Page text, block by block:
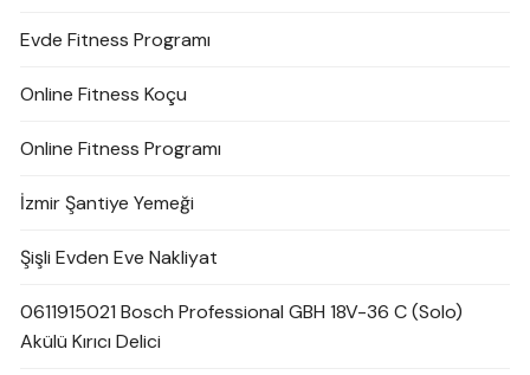
Evde Fitness Programı
Online Fitness Koçu
Online Fitness Programı
İzmir Şantiye Yemeği
Şişli Evden Eve Nakliyat
0611915021 Bosch Professional GBH 18V-36 C (Solo)
Akülü Kırıcı Delici